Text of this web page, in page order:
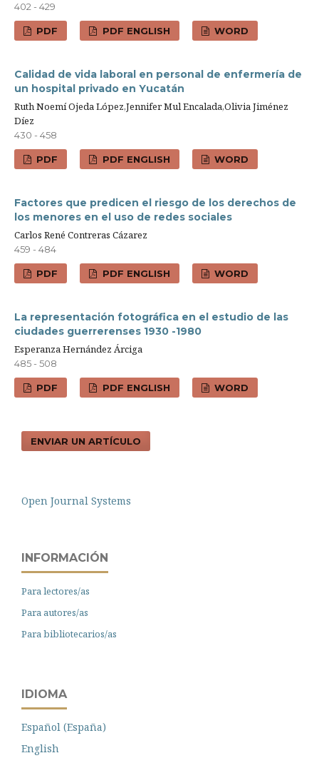
402 - 429
PDF PDF ENGLISH WORD
Calidad de vida laboral en personal de enfermería de
un hospital privado en Yucatán
Ruth Noemí Ojeda López,Jennifer Mul Encalada,Olivia Jiménez
Díez
430 - 458
PDF PDF ENGLISH WORD
Factores que predicen el riesgo de los derechos de
los menores en el uso de redes sociales
Carlos René Contreras Cázarez
459 - 484
PDF PDF ENGLISH WORD
La representación fotográfica en el estudio de las
ciudades guerrerenses 1930 -1980
Esperanza Hernández Árciga
485 - 508
PDF PDF ENGLISH WORD
ENVIAR UN ARTÍCULO
Open Journal Systems
INFORMACIÓN
Para lectores/as
Para autores/as
Para bibliotecarios/as
IDIOMA
Español (España)
English